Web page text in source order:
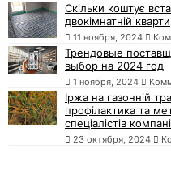
Скільки коштує
двокімнатній
11 ноября, 2024
Трендовые
выбор на 2024 год
1 ноября, 2024
Іржа на газонній
профілактика та
спеціалістів
23 октября, 2024